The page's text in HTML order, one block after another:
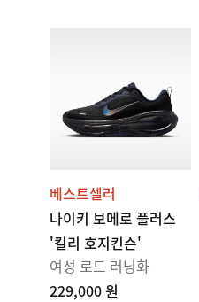
베스트셀러
나이키 보메로 플러스
'킬리 호지킨슨'
여성 로드 러닝화
229,000 원